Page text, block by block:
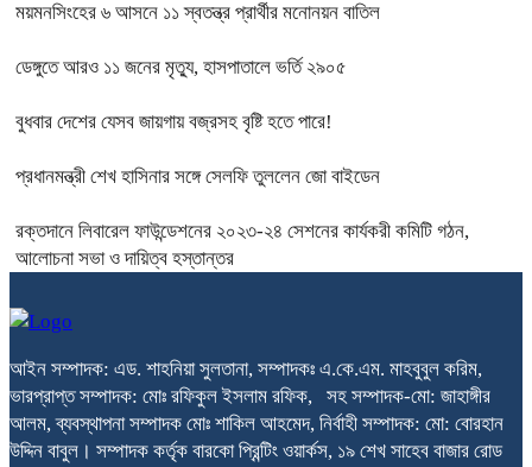
ময়মনসিংহের ৬ আসনে ১১ স্বতন্ত্র প্রার্থীর মনোনয়ন বাতিল
ডেঙ্গুতে আরও ১১ জনের মৃত্যু, হাসপাতালে ভর্তি ২৯০৫
বুধবার দেশের যেসব জায়গায় বজ্রসহ বৃষ্টি হতে পারে!
প্রধানমন্ত্রী শেখ হাসিনার সঙ্গে সেলফি তুললেন জো বাইডেন
রক্তদানে লিবারেল ফাউন্ডেশনের ২০২৩-২৪ সেশনের কার্যকরী কমিটি গঠন,
আলোচনা সভা ও দায়িত্ব হস্তান্তর
আইন সম্পাদক: এড. শাহনিয়া সুলতানা, সম্পাদকঃ এ.কে.এম. মাহবুবুল করিম,
ভারপ্রাপ্ত সম্পাদক: মোঃ রফিকুল ইসলাম রফিক, সহ সম্পাদক-মো: জাহাঙ্গীর
আলম, ব্যবস্থাপনা সম্পাদক মোঃ শাকিল আহমেদ, নির্বাহী সম্পাদক: মো: বোরহান
উদ্দিন বাবুল। সম্পাদক কর্তৃক বারকো প্রিন্টিং ওয়ার্কস, ১৯ শেখ সাহেব বাজার রোড